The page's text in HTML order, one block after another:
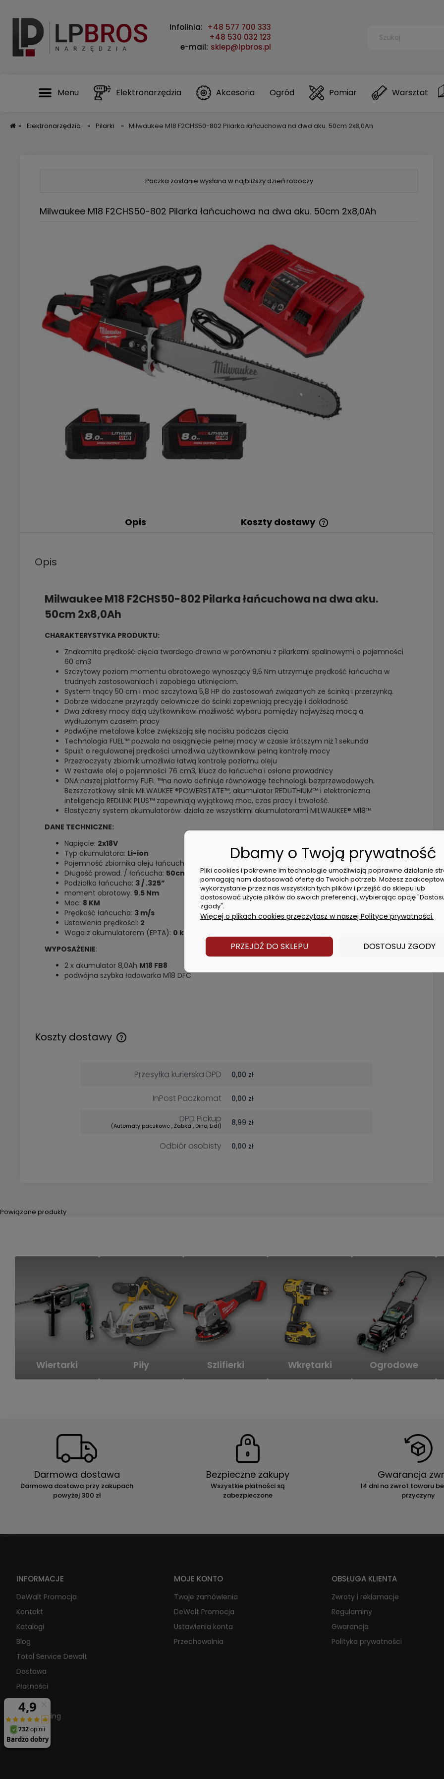
Infolinia: +48 577 700 333
+48 530 032 123
e-mail: sklep@lpbros.pl
Menu Elektronarzędzia Akcesoria Ogród Pomiar Warsztat
» Elektronarzędzia » Pilarki » Milwaukee M18 F2CHS50-802 Pilarka łańcuchowa na dwa aku. 50cm 2x8,0Ah
Paczka zostanie wysłana w najbliższy dzień roboczy
Milwaukee M18 F2CHS50-802 Pilarka łańcuchowa na dwa aku. 50cm 2x8,0Ah
Opis Koszty dostawy
Opis
Milwaukee M18 F2CHS50-802 Pilarka łańcuchowa na dwa aku.
50cm 2x8,0Ah
CHARAKTERYSTYKA PRODUKTU:
Znakomita prędkość cięcia twardego drewna w porównaniu z pilarkami spalinowymi o pojemności
60 cm3
Szczytowy poziom momentu obrotowego wynoszący 9,5 Nm utrzymuje prędkość łańcucha w
trudnych zastosowaniach i zapobiega utknięciom.
System tnący 50 cm i moc szczytowa 5,8 HP do zastosowań związanych ze ścinką i przerzynką.
Dobrze widoczne przyrządy celownicze do ścinki zapewniają precyzję i dokładność
Dwa zakresy mocy dają użytkownikowi możliwość wyboru pomiędzy najwyższą mocą a
wydłużonym czasem pracy
Podwójne metalowe kolce zwiększają siłę nacisku podczas cięcia
Technologia FUEL™ pozwala na osiągnięcie pełnej mocy w czasie krótszym niż 1 sekunda
Spust o regulowanej prędkości umożliwia użytkownikowi pełną kontrolę mocy
Przezroczysty zbiornik umożliwia łatwą kontrolę poziomu oleju
W zestawie olej o pojemności 76 cm3, klucz do łańcucha i osłona prowadnicy
DNA naszej platformy FUEL ™na nowo definiuje równowagę technologii bezprzewodowych.
Bezszczotkowy silnik MILWAUKEE ®POWERSTATE™, akumulator REDLITHIUM™ i elektroniczna
inteligencja REDLINK PLUS™ zapewniają wyjątkową moc, czas pracy i trwałość.
Elastyczny system akumulatorów: działa ze wszystkimi akumulatorami MILWAUKEE® M18™
DANE TECHNICZNE:
Napięcie: 2x18V
Typ akumulatora: Li-ion
Pojemność zbiornika oleju łańcuchowego:
Długość prowad. / łańcucha: 50cm
Podziałka łańcucha: 3 / .325”
moment obrotowy: 9.5 Nm
Moc: 8 KM
Prędkość łańcucha: 3 m/s
Ustawienia prędkości: 2
Waga z akumulatorem (EPTA): 0 kg (2x M18 FB8)
WYPOSAŻENIE:
2 x akumulator 8,0Ah M18 FB8
podwójna szybka ładowarka M18 DFC
Koszty dostawy
kosztów płatności
Przesyłka kurierska DPD 0,00 zł
InPost Paczkomat 0,00 zł
DPD Pickup
(Automaty paczkowe , Żabka , Dino, Lidl) 8,99 zł
Odbiór osobisty 0,00 zł
Powiązane produkty
Wiertarki Piły Szlifierki Wkrętarki Ogrodowe
Darmowa dostawa
Darmowa dostawa przy zakupach
powyżej 300 zł
Bezpieczne zakupy
Wszystkie płatności są
zabezpieczone
Gwarancja
14 dni na zwrot towaru
przyczyny
INFORMACJE
DeWalt Promocja
Kontakt
Katalogi
Blog
Total Service Dewalt
Dostawa
Płatności
O firmie
Raty/Leasing
MOJE KONTO
Twoje zamówienia
DeWalt Promocja
Ustawienia konta
Przechowalnia
OBSŁUGA KLIENTA
Zwroty i reklamacje
Regulaminy
Gwarancja
Polityka prywatności
Dbamy o Twoją prywatność
Pliki cookies i pokrewne im technologie umożliwiają poprawne działanie
pomagają nam dostosować ofertę do Twoich potrzeb. Możesz
wykorzystanie przez nas wszystkich tych plików i przejść do sklepu lub
dostosować użycie plików do swoich preferencji, wybierając opcję
zgody".
Więcej o plikach cookies przeczytasz w naszej Polityce prywatności.
PRZEJDŹ DO SKLEPU DOSTOSUJ ZGODY